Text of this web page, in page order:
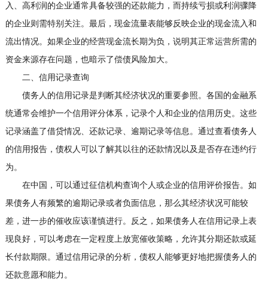
入、高利润的企业通常具备较强的还款能力，而持续亏损或利润骤降
的企业则需特别关注。最后，现金流量表能够反映企业的现金流入和
流出情况。如果企业的经营现金流长期为负，说明其正常运营所需的
资金来源存在问题，也暗示了偿债风险加大。
二、信用记录查询
债务人的信用记录是判断其经济状况的重要参照。各国的金融系
统通常会维护一个信用评分体系，记录个人和企业的信用历史。这些
记录涵盖了借贷情况、还款记录、逾期记录等信息。通过查看债务人
的信用报告，债权人可以了解其以往的还款情况以及是否存在违约行
为。
在中国，可以通过征信机构查询个人或企业的信用评价报告。如
果债务人有频繁的逾期记录或者负面信息，那么其经济状况可能较
差，进一步的催收应该谨慎进行。反之，如果债务人在信用记录上表
现良好，可以考虑在一定程度上放宽催收策略，允许其分期还款或延
长付款期限。通过信用记录的分析，债权人能够更好地把握债务人的
还款意愿和能力。